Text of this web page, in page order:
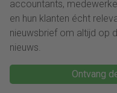
maar is dit altijd
En wat mag fiscaal
wel en wat mag niet?
accountants,
en hun klanten écht
nieuwsbrief om altijd op
nieuws.
Ontvang